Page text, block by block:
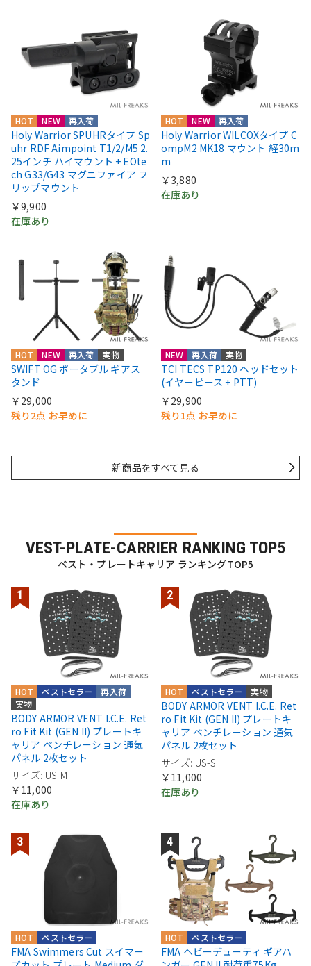
HOT NEW 再入荷
Holy Warrior SPUHRタイプ Sp
uhr RDF Aimpoint T1/2/M5 2.
25インチ ハイマウント + EOte
ch G33/G43 マグニファイア フ
リップマウント
￥9,900
在庫あり
HOT NEW 再入荷
Holy Warrior WILCOXタイプ C
ompM2 MK18 マウント 経30m
m
￥3,880
在庫あり
HOT NEW 再入荷 実物
SWIFT OG ポータブル ギアス
タンド
￥29,000
残り2点 お早めに
NEW 再入荷 実物
TCI TECS TP120 ヘッドセット
(イヤーピース + PTT)
￥29,900
残り1点 お早めに
新商品をすべて見る
VEST-PLATE-CARRIER RANKING TOP5
ベスト・プレートキャリア ランキングTOP5
実物
再入荷
ベストセラー
HOT
BODY ARMOR VENT I.C.E. Ret
ro Fit Kit (GEN II) プレートキ
ャリア ベンチレーション 通気
パネル 2枚セット
サイズ: US-M
￥11,000
在庫あり
実物
ベストセラー
HOT
BODY ARMOR VENT I.C.E. Ret
ro Fit Kit (GEN II) プレートキ
ャリア ベンチレーション 通気
パネル 2枚セット
サイズ: US-S
￥11,000
在庫あり
ベストセラー
HOT
FMA Swimmers Cut スイマー
ベストセラー
HOT
FMA ヘビーデューティ ギアハ